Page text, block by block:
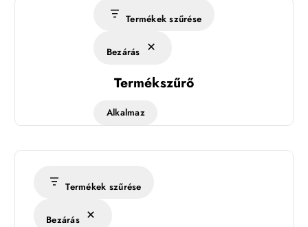
Termékek szűrése
Bezárás
Termékszűrő
Alkalmaz
Termékek szűrése
Bezárás